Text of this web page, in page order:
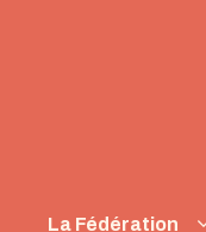
La Fédération